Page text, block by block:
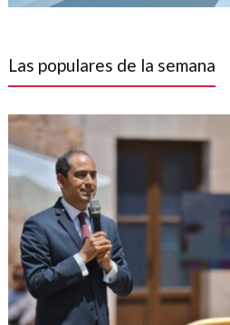
Las populares de la semana